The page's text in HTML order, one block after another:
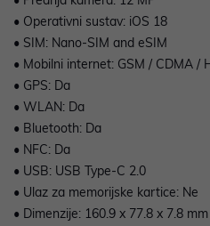
• Operativni sustav: iOS 18
• SIM: Nano-SIM and eSIM
• Mobilni internet: GSM / CDMA /
• GPS: Da
• WLAN: Da
• Bluetooth: Da
• NFC: Da
• USB: USB Type-C 2.0
• Ulaz za memorijske kartice: Ne
• Dimenzije: 160.9 x 77.8 x 7.8 mm